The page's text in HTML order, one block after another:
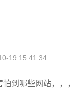
19 15:41:34
怕到哪些网站，，